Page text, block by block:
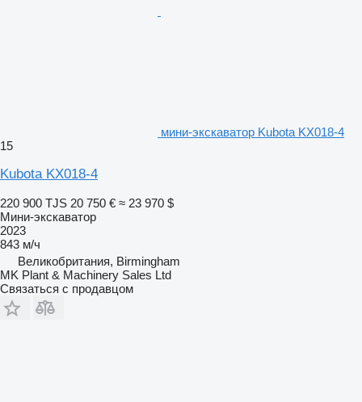
мини-экскаватор Kubota KX018-4
15
Kubota KX018-4
220 900 TJS 20 750 € ≈ 23 970 $
Мини-экскаватор
2023
843 м/ч
Великобритания, Birmingham
MK Plant & Machinery Sales Ltd
Связаться с продавцом